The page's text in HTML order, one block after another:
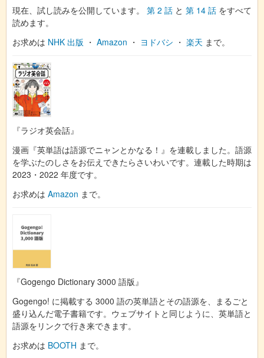
現在、試し読みを公開しています。 第 2 話 と 第 14 話 をすべて
読めます。
お求めは NHK 出版 ・ Amazon ・ ヨドバシ ・ 楽天 まで。
『ラジオ英会話』
漫画『英単語は語源でニャンとかなる！』を連載しました。語源
を学ぶたのしさをお伝えできたらさいわいです。連載した時期は
2023・2022 年度です。
お求めは Amazon まで。
『Gogengo Dictionary 3000 語版』
Gogengo! に掲載する 3000 語の英単語とその語源を、まるごと
盛り込んだ電子書籍です。ウェブサイトと同じように、英単語と
語源をリンクで行き来できます。
お求めは BOOTH まで。